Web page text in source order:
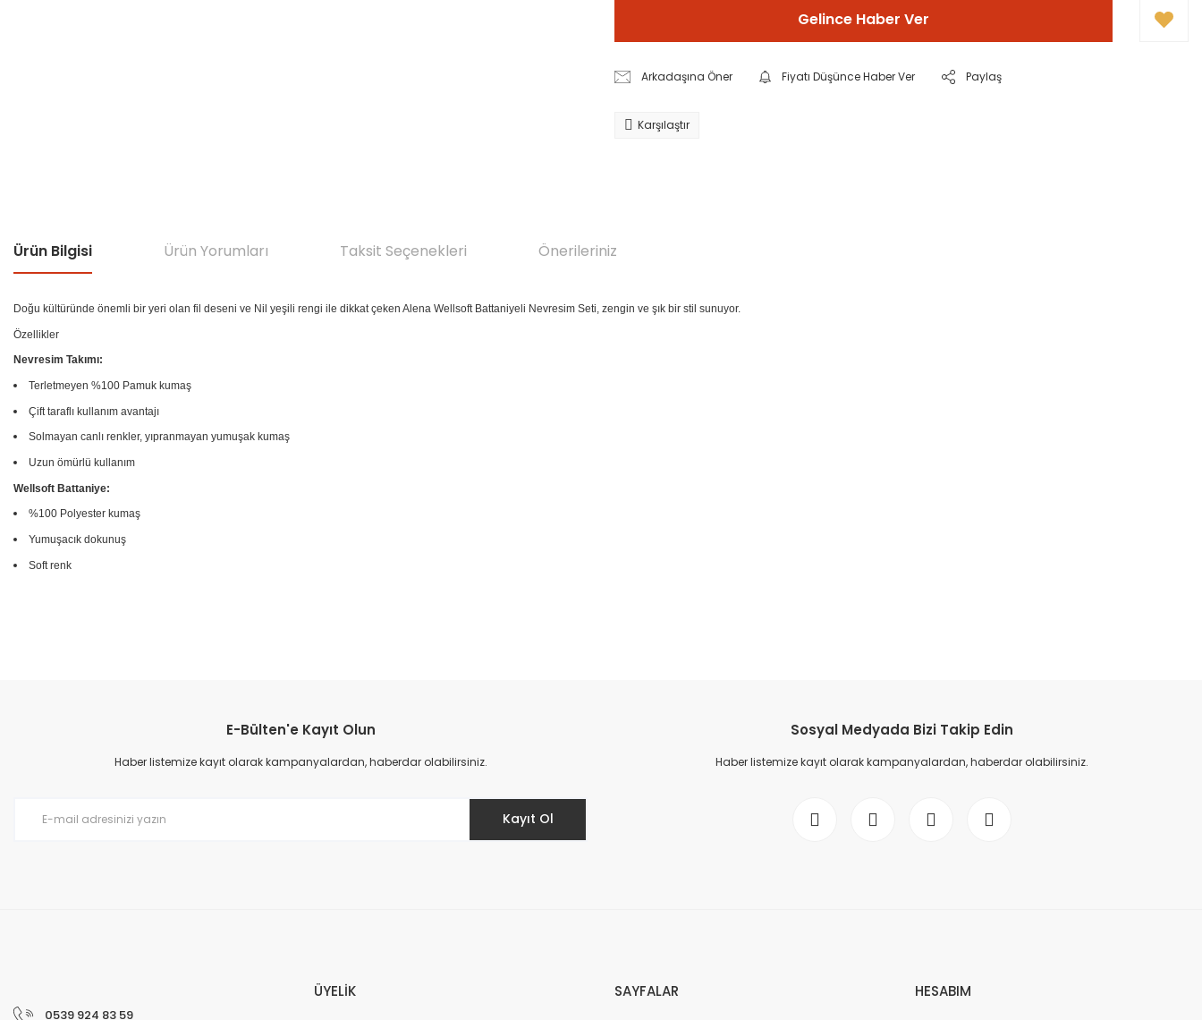
Gelince Haber Ver
Arkadaşına Öner Fiyatı Düşünce Haber Ver Paylaş
Karşılaştır
Ürün Bilgisi Ürün Yorumları Taksit Seçenekleri Önerileriniz
Doğu kültüründe önemli bir yeri olan fil deseni ve Nil yeşili rengi ile dikkat çeken Alena Wellsoft Battaniyeli Nevresim Seti, zengin ve şık bir stil sunuyor.
Özellikler
Nevresim Takımı:
Terletmeyen %100 Pamuk kumaş
Çift taraflı kullanım avantajı
Solmayan canlı renkler, yıpranmayan yumuşak kumaş
Uzun ömürlü kullanım
Wellsoft Battaniye:
%100 Polyester kumaş
Yumuşacık dokunuş
Soft renk
Ürün resmi kalitesiz, bozuk veya görüntülenemiyor.
Ürün açıklamasında eksik bilgiler bulunuyor.
E-Bülten'e Kayıt Olun
Haber listemize kayıt olarak kampanyalardan, haberdar olabilirsiniz.
Kayıt Ol
Sosyal Medyada Bizi Takip Edin
Haber listemize kayıt olarak kampanyalardan, haberdar olabilirsiniz.
0539 924 83 59
ÜYELİK SAYFALAR HESABIM